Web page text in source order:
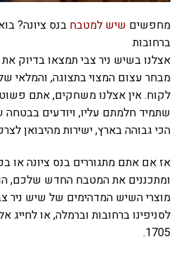
מחפשים שיש למטבח בנס ציונה?
ברחובות
אצלנו בשיש ניר צבי תמצאו בדיוק
מבחר עצום המצוי בתצוגה, והמלאי
לקוח. אין אצלנו משחקים, אתם
שתמיד חלמתם עליו, ויודעים
הכי גבוהה בארץ, ישירות מהיבואן
אז אם אתם מתגוררים בנס ציונה או
ומתכננים את המטבח החדש שלכם,
מוצרי השיש המדהימים של שיש ניר
1705.